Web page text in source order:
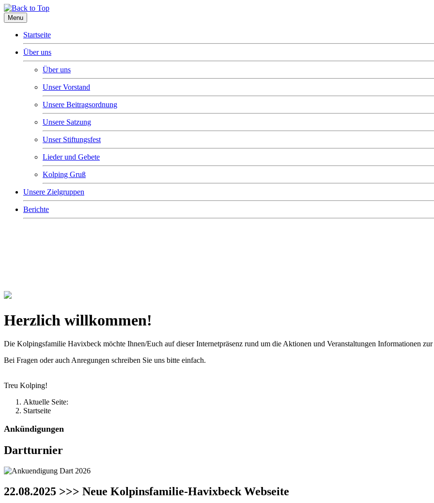
Menu
Startseite
Über uns
Über uns
Unser Vorstand
Unsere Beitragsordnung
Unsere Satzung
Unser Stiftungsfest
Lieder und Gebete
Kolping Gruß
Unsere Zielgruppen
Berichte
Herzlich willkommen!
Die Kolpingsfamilie Havixbeck möchte Ihnen/Euch auf dieser Internetpräsenz rund um die Aktionen und Veranstaltungen Informationen
Bei Fragen oder auch Anregungen schreiben Sie uns bitte einfach.
Treu Kolping!
Aktuelle Seite:
Startseite
Ankündigungen
Dartturnier
22.08.2025 >>> Neue Kolpinsfamilie-Havixbeck Webseite